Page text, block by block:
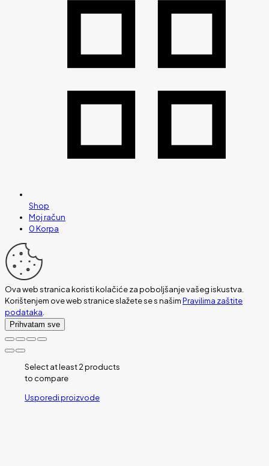
Shop
Moj račun
0Korpa
Ova web stranica koristi kolačiće za poboljšanje vašeg iskustva.
Korištenjem ove web stranice slažete se s našimPravilima zaštite
podataka.
Prihvatam sve
Select at least 2 products
to compare
Usporedi proizvode